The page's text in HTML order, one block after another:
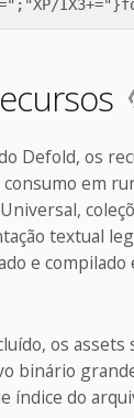
Defold, os
em
textual
e
os
binário
índice do